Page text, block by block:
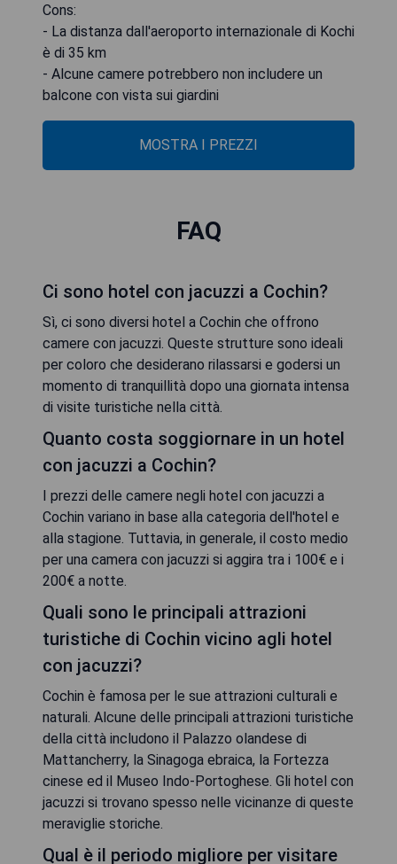
Cons:
- La distanza dall'aeroporto internazionale di Kochi
è di 35 km
- Alcune camere potrebbero non includere un
balcone con vista sui giardini
MOSTRA I PREZZI
FAQ
Ci sono hotel con jacuzzi a Cochin?
Sì, ci sono diversi hotel a Cochin che offrono
camere con jacuzzi. Queste strutture sono ideali
per coloro che desiderano rilassarsi e godersi un
momento di tranquillità dopo una giornata intensa
di visite turistiche nella città.
Quanto costa soggiornare in un hotel
con jacuzzi a Cochin?
I prezzi delle camere negli hotel con jacuzzi a
Cochin variano in base alla categoria dell'hotel e
alla stagione. Tuttavia, in generale, il costo medio
per una camera con jacuzzi si aggira tra i 100€ e i
200€ a notte.
Quali sono le principali attrazioni
turistiche di Cochin vicino agli hotel
con jacuzzi?
Cochin è famosa per le sue attrazioni culturali e
naturali. Alcune delle principali attrazioni turistiche
della città includono il Palazzo olandese di
Mattancherry, la Sinagoga ebraica, la Fortezza
cinese ed il Museo Indo-Portoghese. Gli hotel con
jacuzzi si trovano spesso nelle vicinanze di queste
meraviglie storiche.
Qual è il periodo migliore per visitare